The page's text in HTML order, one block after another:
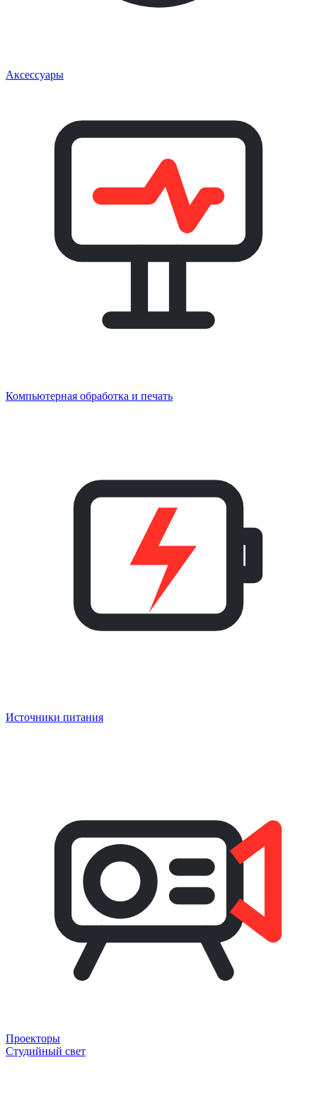
Аксессуары
Компьютерная обработка и печать
Источники питания
Проекторы
Студийный свет